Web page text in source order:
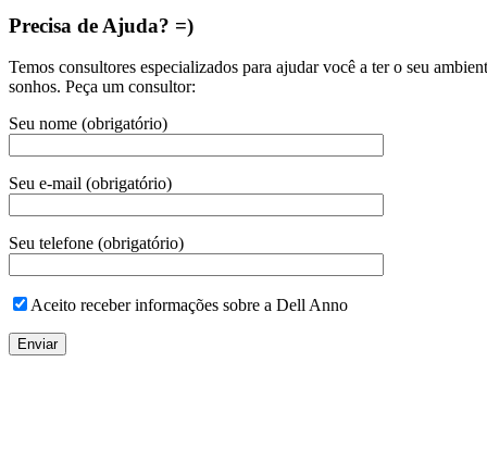
Precisa de Ajuda? =)
Temos consultores especializados para ajudar você a ter o seu
sonhos. Peça um consultor:
Seu nome (obrigatório)
Seu e-mail (obrigatório)
Seu telefone (obrigatório)
Aceito receber informações sobre a Dell Anno